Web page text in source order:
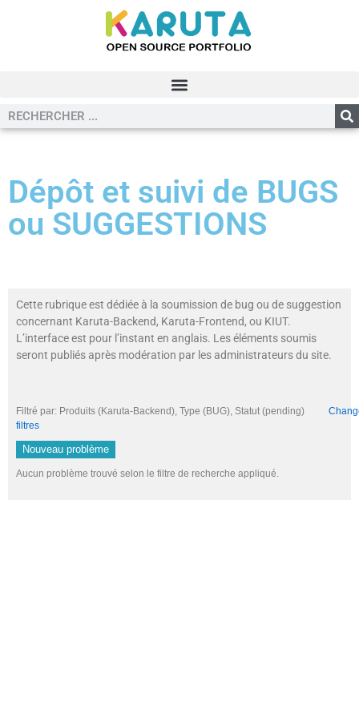
Dépôt et suivi de BUGS
ou SUGGESTIONS
Cette rubrique est dédiée à la soumission de bug ou de suggestion
concernant Karuta-Backend, Karuta-Frontend, ou KIUT.
L’interface est pour l’instant en anglais. Les éléments soumis
seront publiés après modération par les administrateurs du site.
Filtré par: Produits (Karuta-Backend), Type (BUG), Statut (pending)
filtres
Nouveau problème
Aucun problème trouvé selon le filtre de recherche appliqué.